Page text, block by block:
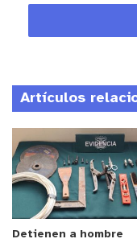
Humboldt,
varado muertos
de información
domésticos
y la frecuencia
Chile aún no
perros o gatos,
comiencen a
país? Le
Artículos
Detienen a hombre